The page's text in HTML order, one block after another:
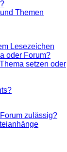
Themen
Lesezeichen
oder Forum?
setzen oder
zulässig?